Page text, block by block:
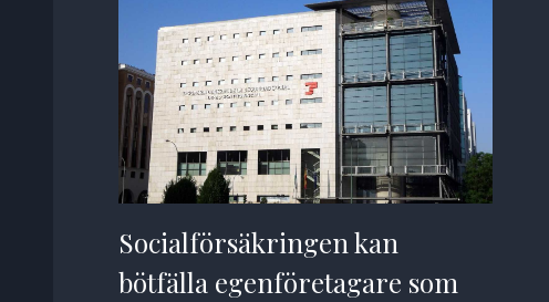
Socialförsäkringen kan
bötfälla egenföretagare som